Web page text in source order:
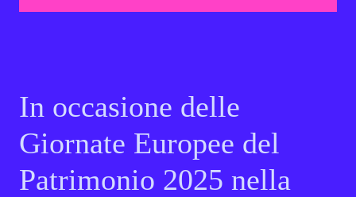
In occasione delle
Giornate Europee del
Patrimonio 2025 nella